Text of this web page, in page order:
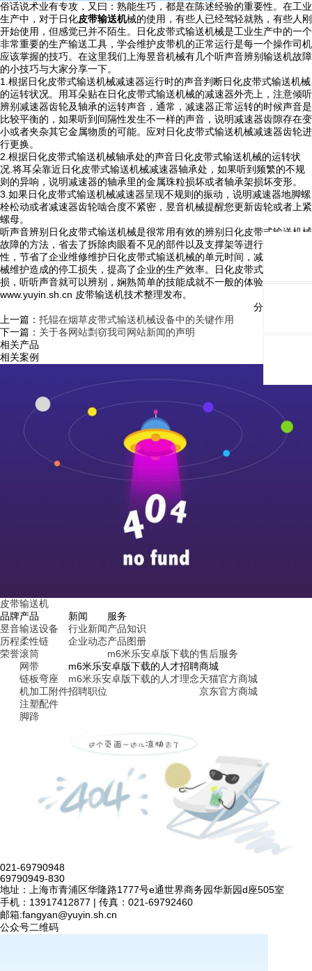
俗话说术业有专攻，又曰：熟能生巧，都是在陈述经验的重要性。在工业
生产中，对于日化皮带输送机械的使用，有些人已经驾轻就熟，有些人刚
开始使用，但感觉已并不陌生。日化皮带式输送机械是工业生产中的一个
非常重要的生产输送工具，学会维护皮带机的正常运行是每一个操作司机
应该掌握的技巧。在这里我们上海昱音机械有几个听声音辨别输送机故障
的小技巧与大家分享一下。
1.根据日化皮带式输送机械减速器运行时的声音判断日化皮带式输送机械
的运转状况。用耳朵贴在日化皮带式输送机械的减速器外壳上，注意倾听
辨别减速器齿轮及轴承的运转声音，通常，减速器正常运转的时候声音是
比较平衡的，如果听到间隔性发生不一样的声音，说明减速器齿隙存在变
小或者夹杂其它金属物质的可能。应对日化皮带式输送机械减速器齿轮进
行更换。
2.根据日化皮带式输送机械轴承处的声音日化皮带式输送机械的运转状
况.将耳朵靠近日化皮带式输送机械减速器轴承处，如果听到频繁的不规
则的异响，说明减速器的轴承里的金属珠粒损坏或者轴承架损坏变形。
3.如果日化皮带式输送机械减速器呈现不规则的振动，说明减速器地脚螺
栓松动或者减速器齿轮啮合度不紧密，昱音机械提醒您更新齿轮或者上紧
螺母。
听声音辨别日化皮带式输送机械是很常用有效的辨别日化皮带式输送机械
故障的方法，省去了拆除肉眼看不见的部件以及支撑架等进行诊断的繁琐
性，节省了企业维修维护日化皮带式输送机械的单元时间，减小了输送机
械维护造成的停工损失，提高了企业的生产效率。日化皮带式输送机械劳
损，听听声音就可以辨别，娴熟简单的技能成就不一般的体验。
www.yuyin.sh.cn 皮带输送机技术整理发布。
分享与关注：
上一篇： 托辊在烟草皮带式输送机械设备中的关键作用
下一篇： 关于各网站剽窃我司网站新闻的声明
相关产品
相关案例
皮带输送机
品牌
昱音
历程
荣誉
产品
输送设备
柔性链
滚筒
网带
链板弯座
机加工附件
注塑配件
脚蹄
新闻
行业新闻
企业动态
服务
产品知识
产品图册
m6米乐安卓版下载的售后服务
m6米乐安卓版下载的人才招聘
m6米乐安卓版下载的人才理念
招聘职位
商城
天猫官方商城
京东官方商城
021-69790948
69790949-830
地址：上海市青浦区华隆路1777号e通世界商务园华新园d座505室
手机：13917412877 | 传真：021-69792460
邮箱:fangyan@yuyin.sh.cn
公众号二维码